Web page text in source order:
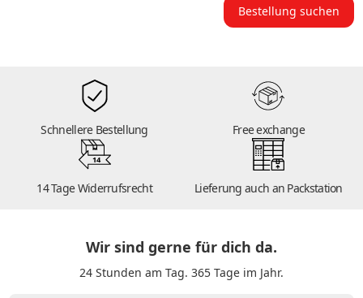
Bestellung suchen
Schnellere Bestellung Free exchange
14
14 Tage Widerrufsrecht Lieferung auch an Packstation
Wir sind gerne für dich da.
24 Stunden am Tag. 365 Tage im Jahr.